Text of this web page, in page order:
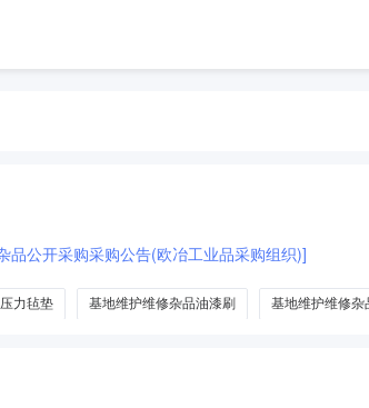
品公开采购采购公告(欧冶工业品采购组织)]
力毡垫 基地维护维修杂品油漆刷 基地维护维修杂